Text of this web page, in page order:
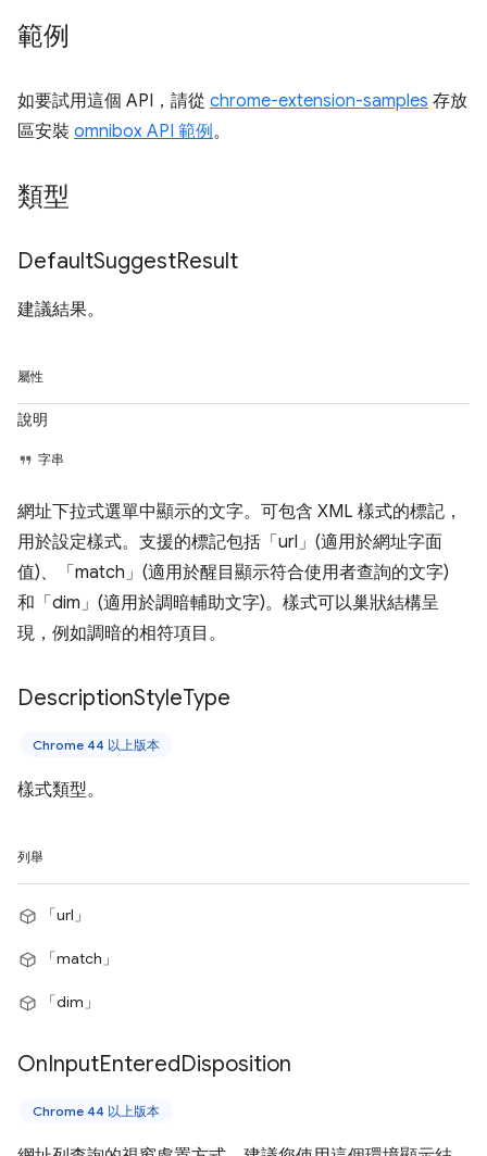
範例
如要試用這個 API，請從 chrome-extension-samples 存放
區安裝 omnibox API 範例。
類型
DefaultSuggestResult
建議結果。
屬性
說明
字串
網址下拉式選單中顯示的文字。可包含 XML 樣式的標記，
用於設定樣式。支援的標記包括「url」(適用於網址字面
值)、「match」(適用於醒目顯示符合使用者查詢的文字)
和「dim」(適用於調暗輔助文字)。樣式可以巢狀結構呈
現，例如調暗的相符項目。
DescriptionStyleType
Chrome 44 以上版本
樣式類型。
列舉
「url」
「match」
「dim」
OnInputEnteredDisposition
Chrome 44 以上版本